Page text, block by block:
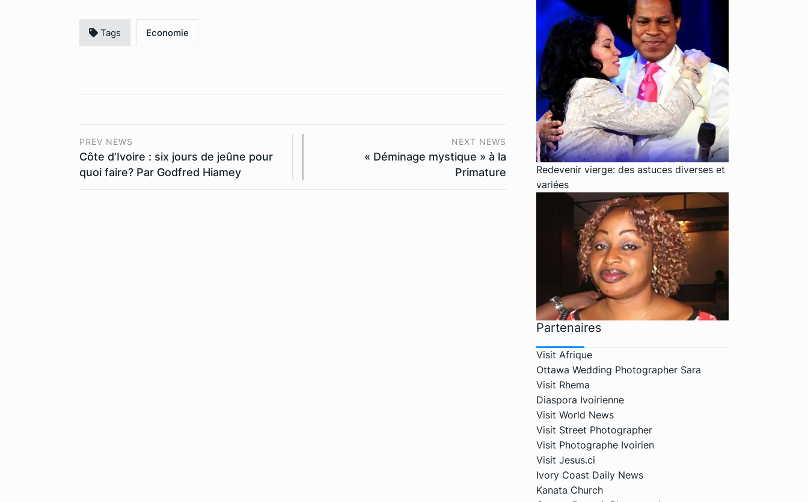
Tags Economie
PREV NEWS
Côte d’Ivoire : six jours de jeûne pour
quoi faire? Par Godfred Hiamey
NEXT NEWS
« Déminage mystique » à la
Primature
Redevenir vierge: des astuces diverses et
variées
Partenaires
Visit Afrique
Ottawa Wedding Photographer Sara
Visit Rhema
Diaspora Ivoirienne
Visit World News
Visit Street Photographer
Visit Photographe Ivoirien
Visit Jesus.ci
Ivory Coast Daily News
Kanata Church